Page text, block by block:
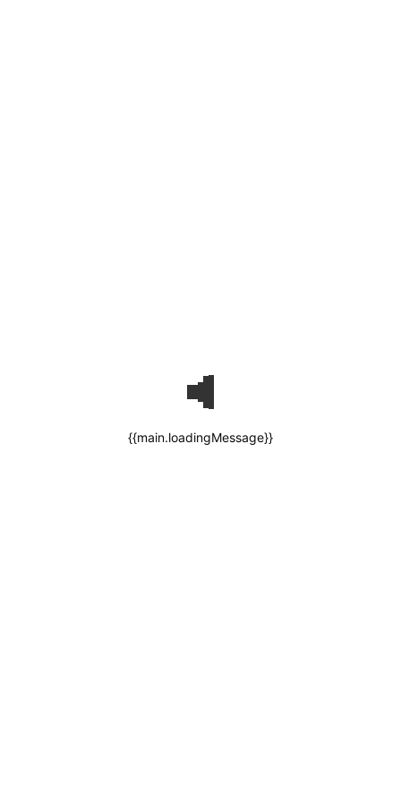
{{main.loadingMessage}}